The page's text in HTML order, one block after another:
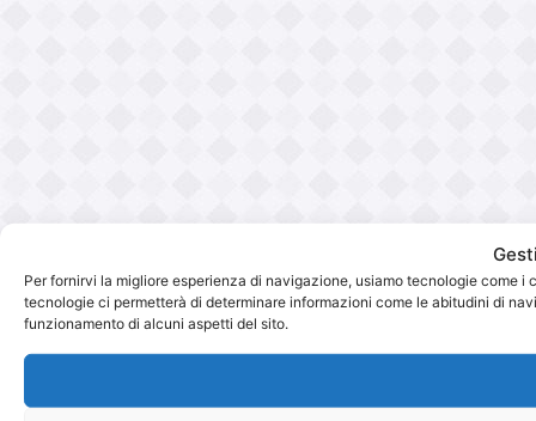
Per fornirvi la migliore esperienza di navigazione, usiamo tecnologie come
tecnologie ci permetterà di determinare informazioni come le abitudini di
funzionamento di alcuni aspetti del sito.